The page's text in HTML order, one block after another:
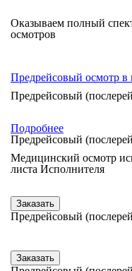
Оказываем полный
осмотров
Предрейсовый осмотр в
Предрейсовый
Подробнее
Предрейсовый
Медицинский осмотр
листа Исполнителя
Заказать
Предрейсовый
Заказать